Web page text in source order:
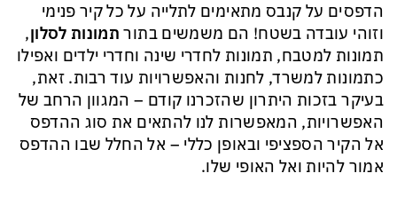
הדפסים על קנבס מתאימים לתלייה על כל קיר פנימי
וזוהי עובדה בשטח! הם משמשים בתור תמונות לסלון,
תמונות למטבח, תמונות לחדרי שינה וחדרי ילדים ואפילו
כתמונות למשרד, לחנות והאפשרויות עוד רבות. זאת,
בעיקר בזכות היתרון שהזכרנו קודם – המגוון הרחב של
האפשרויות, המאפשרות לנו להתאים את סוג ההדפס
אל הקיר הספציפי ובאופן כללי – אל החלל שבו ההדפס
אמור להיות ואל האופי שלו.